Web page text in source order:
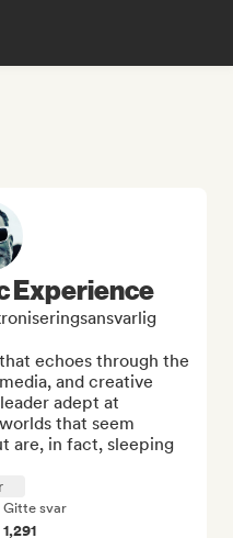
Experience
echoes through the
and creative
adept at
that seem
are, in fact, sleeping
Gitte svar
1,291